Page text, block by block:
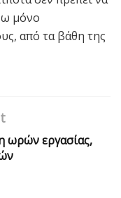
μόνο
από τα βάθη της
ωρών εργασίας,